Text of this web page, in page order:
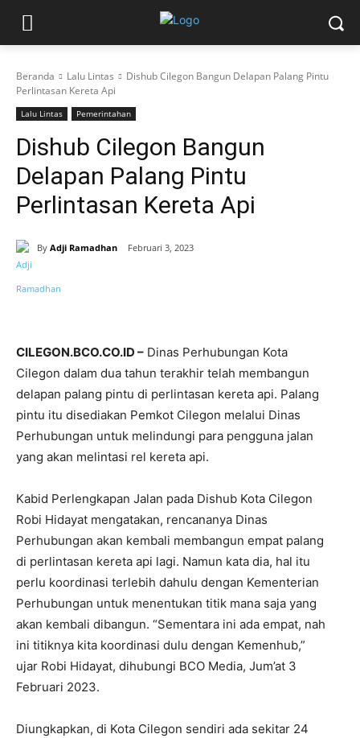
Beranda Lalu Lintas
Dishub Cilegon Bangun Delapan Palang Pintu
Perlintasan Kereta Api
Lalu Lintas Pemerintahan
Dishub Cilegon Bangun
Delapan Palang Pintu
Perlintasan Kereta Api
By Adji Ramadhan Februari 3, 2023
CILEGON.BCO.CO.ID – Dinas Perhubungan Kota
Cilegon dalam dua tahun terakhir telah membangun
delapan palang pintu di perlintasan kereta api. Palang
pintu itu disediakan Pemkot Cilegon melalui Dinas
Perhubungan untuk melindungi para pengguna jalan
yang akan melintasi rel kereta api.
Kabid Perlengkapan Jalan pada Dishub Kota Cilegon
Robi Hidayat mengatakan, rencananya Dinas
Perhubungan akan kembali membangun empat palang
di perlintasan kereta api lagi. Namun kata dia, hal itu
perlu koordinasi terlebih dahulu dengan Kementerian
Perhubungan untuk menentukan titik mana saja yang
akan kembali dibangun. “Sementara ini ada empat, nah
ini titiknya kita koordinasi dulu dengan Kemenhub,”
ujar Robi Hidayat, dihubungi BCO Media, Jum’at 3
Februari 2023.
Diungkapkan, di Kota Cilegon sendiri ada sekitar 24